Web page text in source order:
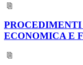
ECONOMICA E